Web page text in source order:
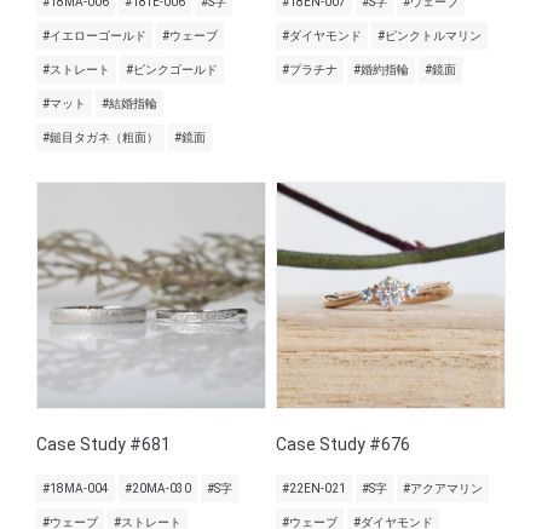
#イエローゴールド #ウェーブ
#ストレート #ピンクゴールド
#マット #結婚指輪
#鎚目タガネ（粗面） #鏡面
#ダイヤモンド #ピンクトルマリン
#プラチナ #婚約指輪 #鏡面
Case Study #681
#18MA-004 #20MA-030 #S字
#ウェーブ #ストレート
Case Study #676
#22EN-021 #S字 #アクアマリン
#ウェーブ #ダイヤモンド